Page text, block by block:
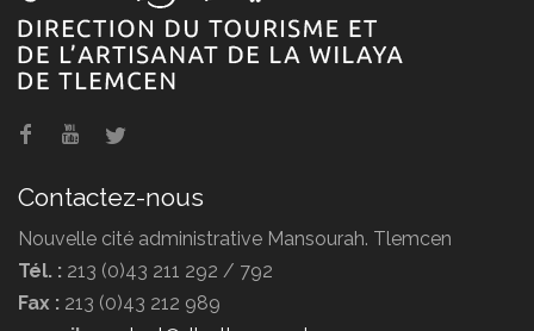
Contactez-nous
Nouvelle cité administrative Mansourah. Tlemcen
Tél. : 213 (0)43 211 292 / 792
Fax : 213 (0)43 212 989